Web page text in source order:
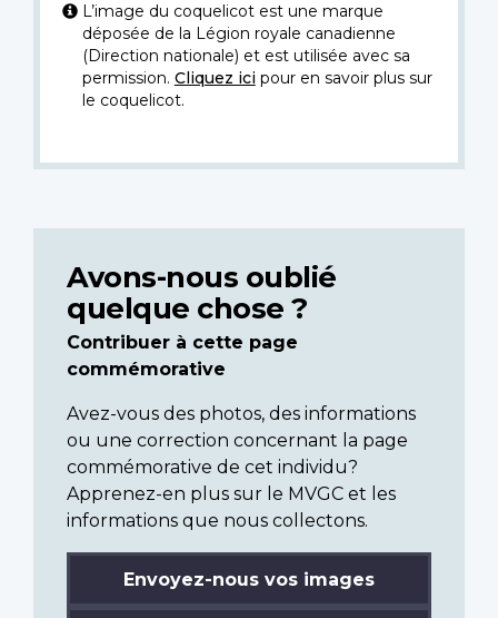
L’image du coquelicot est une marque
déposée de la Légion royale canadienne
(Direction nationale) et est utilisée avec sa
permission. Cliquez icipour en savoir plus sur
le coquelicot.
Avons-nous oublié
quelque chose ?
Contribuer à cette page
commémorative
Avez-vous des photos, des informations
ou une correction concernant la page
commémorative de cet individu?
Apprenez-en plus sur le MVGC et les
informations que nous collectons.
Envoyez-nous vos images